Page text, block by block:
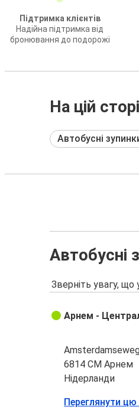
Підтримка клієнтів
Надійна підтримка від
бронювання до подорожі
На цій
Автобусні
Автобусні
Зверніть увагу,
Арнем -
6814 CM Арнем
Нідерланди
Переглянути